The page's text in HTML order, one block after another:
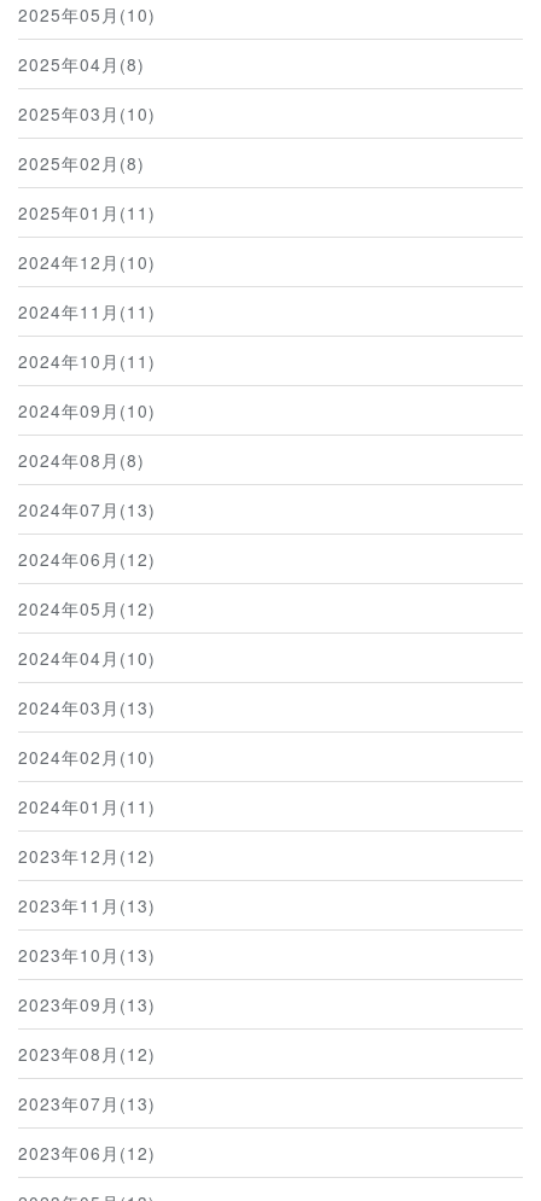
2025年05月(10)
2025年04月(8)
2025年03月(10)
2025年02月(8)
2025年01月(11)
2024年12月(10)
2024年11月(11)
2024年10月(11)
2024年09月(10)
2024年08月(8)
2024年07月(13)
2024年06月(12)
2024年05月(12)
2024年04月(10)
2024年03月(13)
2024年02月(10)
2024年01月(11)
2023年12月(12)
2023年11月(13)
2023年10月(13)
2023年09月(13)
2023年08月(12)
2023年07月(13)
2023年06月(12)